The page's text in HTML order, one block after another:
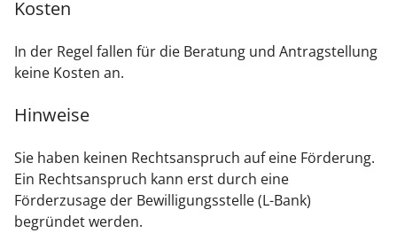
Kosten
In der Regel fallen für die Beratung und Antragstellung
keine Kosten an.
Hinweise
Sie haben keinen Rechtsanspruch auf eine Förderung.
Ein Rechtsanspruch kann erst durch eine
Förderzusage der Bewilligungsstelle (L-Bank)
begründet werden.